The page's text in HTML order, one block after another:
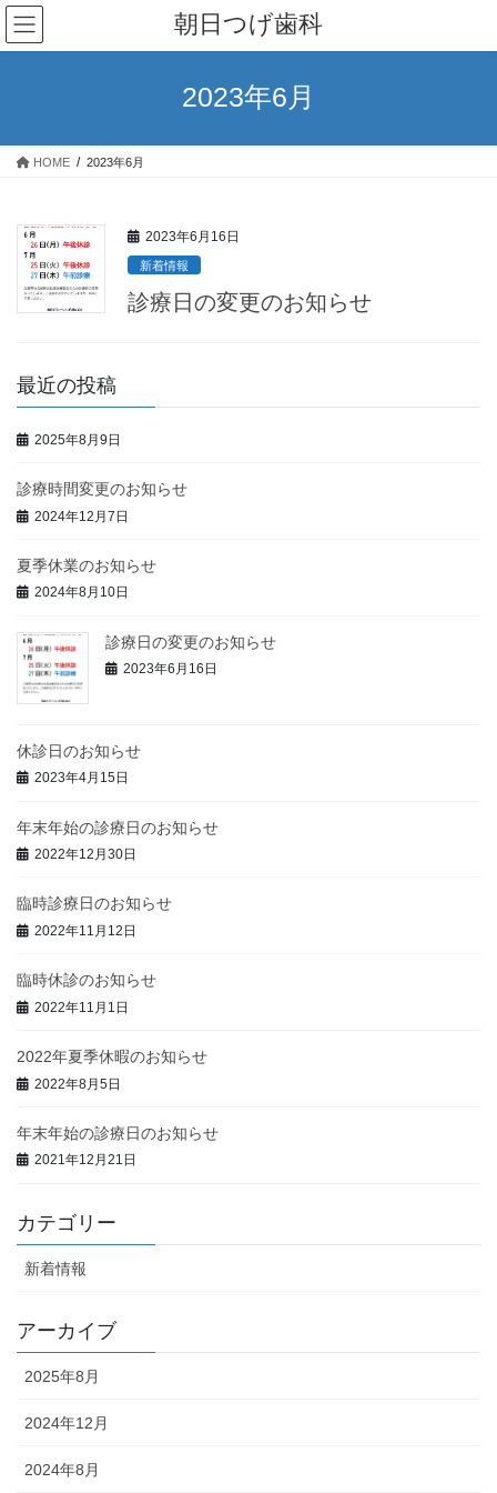
コ
ン
テ
ス
ナ
ビ
ゲ
ン
朝日つげ歯科
2023年6月
HOME 2023年6月
2023年6月16日
新着情報
診療日の変更のお知らせ
最近の投稿
2025年8月9日
診療時間変更のお知らせ
2024年12月7日
夏季休業のお知らせ
2024年8月10日
診療日の変更のお知らせ
2023年6月16日
休診日のお知らせ
2023年4月15日
年末年始の診療日のお知らせ
2022年12月30日
臨時診療日のお知らせ
2022年11月12日
臨時休診のお知らせ
2022年11月1日
2022年夏季休暇のお知らせ
2022年8月5日
年末年始の診療日のお知らせ
2021年12月21日
カテゴリー
新着情報
アーカイブ
2025年8月
2024年12月
2024年8月